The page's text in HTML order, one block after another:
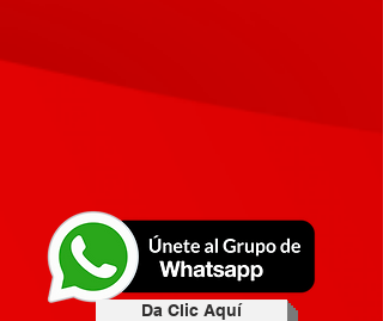
Da Clic Aquí